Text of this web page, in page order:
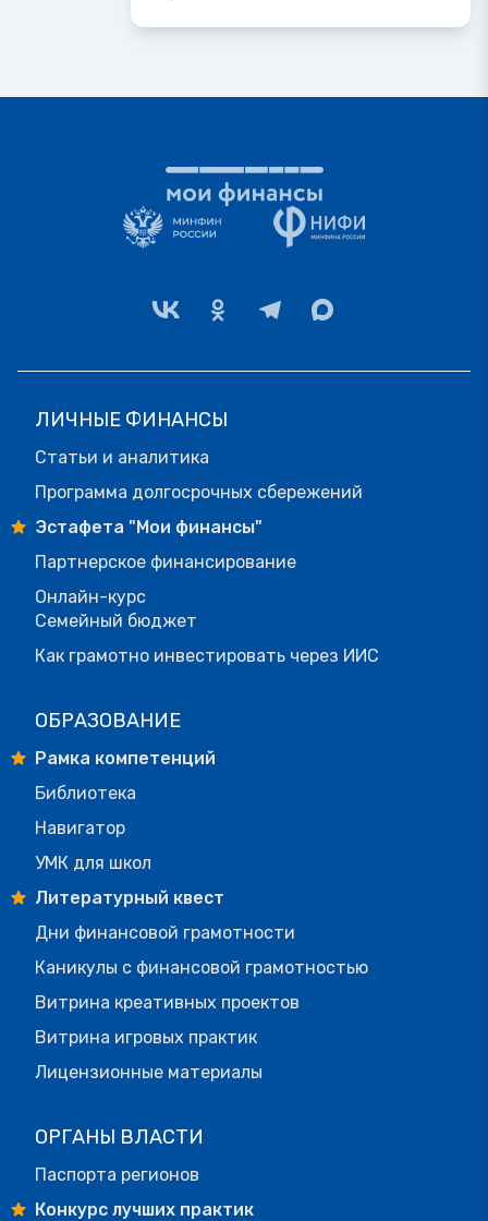
ЛИЧНЫЕ ФИНАНСЫ
Статьи и аналитика
Программа долгосрочных сбережений
Эстафета "Мои финансы"
Партнерское финансирование
Онлайн-курс
Семейный бюджет
Как грамотно инвестировать через ИИС
ОБРАЗОВАНИЕ
Рамка компетенций
Библиотека
Навигатор
УМК для школ
Литературный квест
Дни финансовой грамотности
Каникулы с финансовой грамотностью
Витрина креативных проектов
Витрина игровых практик
Лицензионные материалы
ОРГАНЫ ВЛАСТИ
Паспорта регионов
Конкурс лучших практик